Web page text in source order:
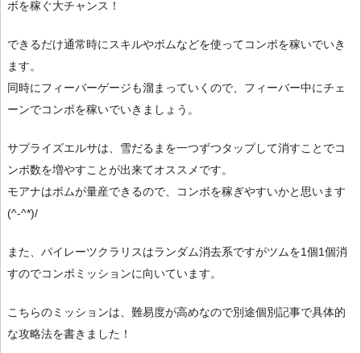
ボを稼ぐ大チャンス！
できるだけ通常時にスキルやボムなどを使ってコンボを稼いでいき
ます。
同時にフィーバーゲージも溜まっていくので、フィーバー中にチェ
ーンでコンボを稼いでいきましょう。
サプライズエルサは、雪だるまを一つずつタップして消すことでコ
ンボ数を増やすことが出来てオススメです。
モアナはボムが量産できるので、コンボを稼ぎやすいかと思います
(^-^*)/
また、パイレーツクラリスはランダム消去系ですがツムを1個1個消
すのでコンボミッションに向いています。
こちらのミッションは、難易度が高めなので別途個別記事で具体的
な攻略法を書きました！